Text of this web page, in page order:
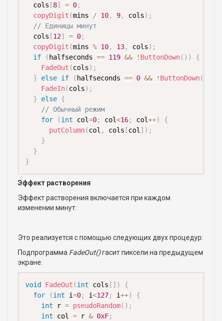
  cols
[8] = 0;
copyDigit (mins / 10, 9, cols) ;
// Единицы минут
  cols
[12] = 0;
copyDigit (mins % 10, 13, cols) ;
if
( halfseconds == 119 && ! ButtonDown( ) )
{
FadeOut (cols) ;
}
else if ( halfseconds == 0 && ! ButtonDown(
FadeIn(cols) ;
}
else {
// Обычный режим
for
(int col=0; col<16; col++)
{
putColumn(col , cols [col] ) ;
}
}
}
Эффект растворения
Эффект растворения включается при каждом
изменении минут:
Это реализуется с помощью следующих двух процедур:
Подпрограмма FadeOut()гасит пиксели на предыдущем
экране:
void FadeOut (int cols [ ] )
{
for
(int i=0; i<127; i++)
{
int r = pseudoRandom( ) ;
int col = r & 0xF;